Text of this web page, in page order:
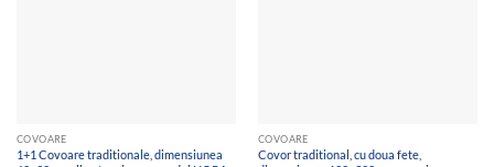
COVOARE
1+1 Covoare traditionale, dimensiunea
COVOARE
Covor traditional, cu doua fete,